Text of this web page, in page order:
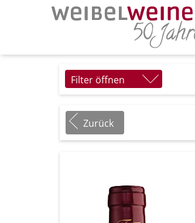
Filter öffnen
Zurück